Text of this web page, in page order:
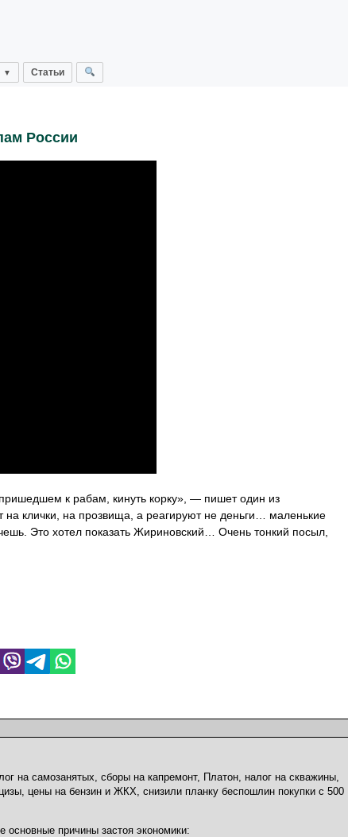
Статьи
России
к рабам, кинуть корку», — пишет один из
клички, на прозвища, а реагируют не деньги… маленькие
Это хотел показать Жириновский… Очень тонкий посыл,
на самозанятых, сборы на капремонт, Платон, налог на скважины,
цены на бензин и ЖКХ, снизили планку беспошлин покупки с 500
причины застоя экономики: